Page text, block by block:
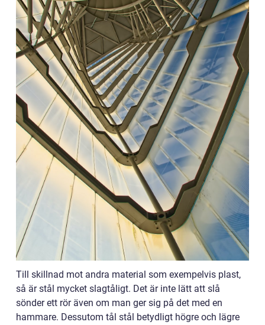
Till skillnad mot andra material som exempelvis plast,
så är stål mycket slagtåligt. Det är inte lätt att slå
sönder ett rör även om man ger sig på det med en
hammare. Dessutom tål stål betydligt högre och lägre